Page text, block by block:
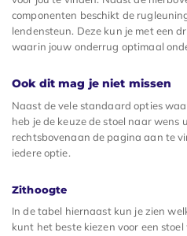
componenten beschikt de
lendensteun. Deze kun je met een
waarin jouw onderrug optimaal
Ook dit mag je niet missen
Naast de vele standaard opties
heb je de keuze de stoel naar wens
rechtsbovenaan de pagina aan te
iedere optie.
Zithoogte
In de tabel hiernaast kun je zien
kunt het beste kiezen voor een